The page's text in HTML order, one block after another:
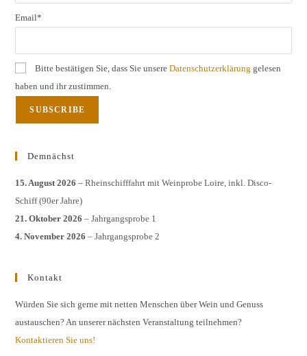
Email*
Bitte bestätigen Sie, dass Sie unsereDatenschutzerklärung gelesen
haben und ihr zustimmen.
Demnächst
15. August 2026 – Rheinschifffahrt mit Weinprobe Loire, inkl. Disco-
Schiff (90er Jahre)
21. Oktober 2026 – Jahrgangsprobe 1
4. November 2026 – Jahrgangsprobe 2
Kontakt
Würden Sie sich gerne mit netten Menschen über Wein und Genuss
austauschen? An unserer nächsten Veranstaltung teilnehmen?
Kontaktieren Sie uns!